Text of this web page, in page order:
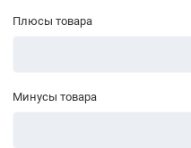
Плюсы товара
Минусы товара